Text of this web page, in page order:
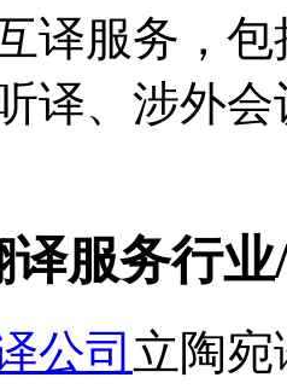
译服务，包
译、涉外
服务行
公司 立陶